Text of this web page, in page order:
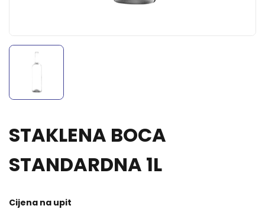
STAKLENA BOCA
STANDARDNA 1L
Cijena na upit